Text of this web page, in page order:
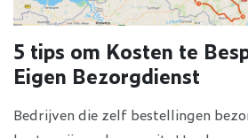
5 tips om Kosten te
Eigen Bezorgdienst
Bedrijven die zelf bestellingen